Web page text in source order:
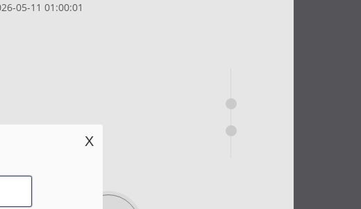
05-11 01:00:01
X